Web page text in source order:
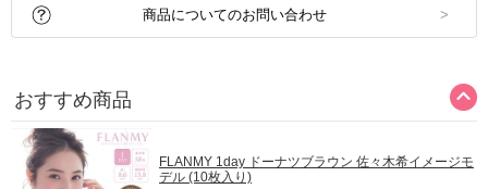
商品についてのお問い合わせ
おすすめ商品
FLANMY 1day ドーナツブラウン 佐々木希イメージモ
デル (10枚入り)